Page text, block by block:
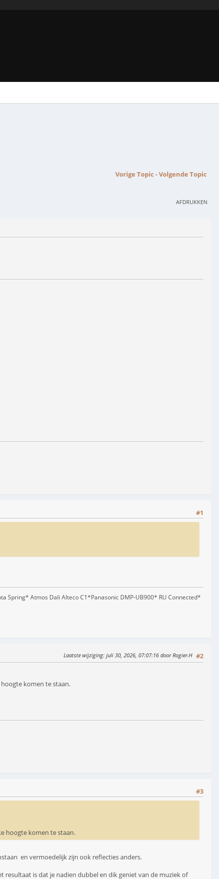
Vorige Topic -Volgende Topic
AFDRUKKEN
#1
Spring* Atmos Dali Alteco C1*Panasonic DMP-UB900* RU Connected*
#2
Laatste wijziging: juli 30, 2026, 07:07:16 door Rogier-H
komen te staan.
#3
hoogte komen te staan.
en vermoedelijk zijn ook reflecties anders.
resultaat is dat je nadien dubbel en dik geniet van de muziek of